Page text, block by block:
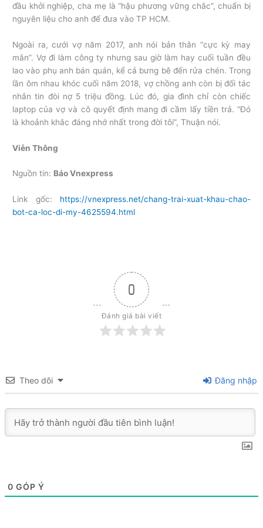
đầu khởi nghiệp, cha mẹ là “hậu phương vững chắc”, chuẩn bị
nguyên liệu cho anh để đưa vào TP HCM.
Ngoài ra, cưới vợ năm 2017, anh nói bản thân “cực kỳ may
mắn”. Vợ đi làm công ty nhưng sau giờ làm hay cuối tuần đều
lao vào phụ anh bán quán, kể cả bưng bê đến rửa chén. Trong
lần ôm nhau khóc cuối năm 2018, vợ chồng anh còn bị đối tác
nhắn tin đòi nợ 5 triệu đồng. Lúc đó, gia đình chỉ còn chiếc
laptop của vợ và cô quyết định mang đi cầm lấy tiền trả. “Đó
là khoảnh khắc đáng nhớ nhất trong đời tôi”, Thuận nói.
Viễn Thông
Nguồn tin: Báo Vnexpress
Link gốc: https://vnexpress.net/chang-trai-xuat-khau-chao-
bot-ca-loc-di-my-4625594.html
0
Đánh giá bài viết
Theo dõi Đăng nhập
0 GÓP Ý